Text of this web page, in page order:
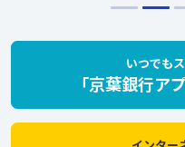
いつでも
「京葉銀行ア